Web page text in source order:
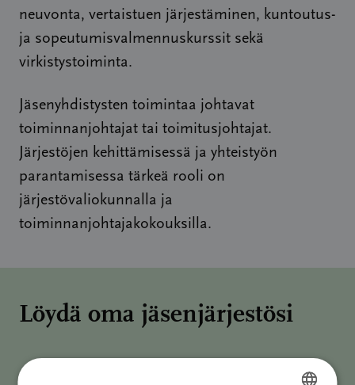
neuvonta, vertaistuen järjestäminen, kuntoutus-
ja sopeutumisvalmennuskurssit sekä
virkistystoiminta.
Jäsenyhdistysten toimintaa johtavat
toiminnanjohtajat tai toimitusjohtajat.
Järjestöjen kehittämisessä ja yhteistyön
parantamisessa tärkeä rooli on
järjestövaliokunnalla ja
toiminnanjohtajakokouksilla.
Löydä oma jäsenjärjestösi